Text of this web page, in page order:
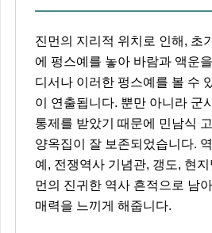
진먼의 지리적 위치로 인해, 초
에 펑스예를 놓아 바람과 액운
디서나 이러한 펑스예를 볼 수
이 연출됩니다. 뿐만 아니라 군
통제를 받았기 때문에 민남식
양옥집이 잘 보존되었습니다.
예, 전쟁역사 기념관, 갱도, 현
먼의 진귀한 역사 흔적으로 남
매력을 느끼게 해줍니다.